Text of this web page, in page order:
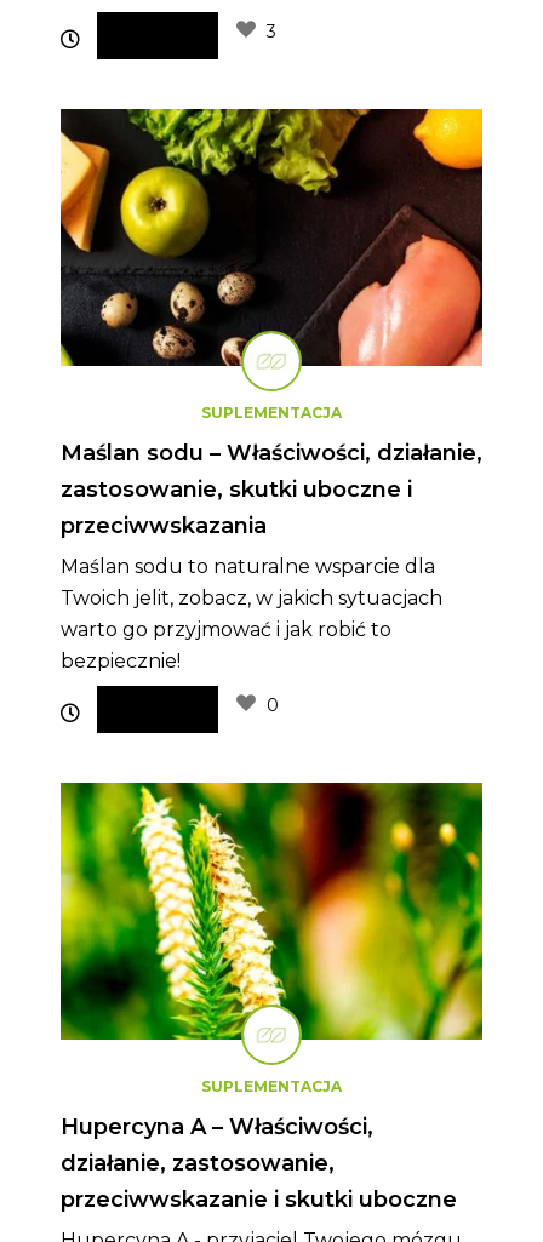
3
SUPLEMENTACJA
Maślan sodu – Właściwości, działanie,
zastosowanie, skutki uboczne i
przeciwwskazania
Maślan sodu to naturalne wsparcie dla
Twoich jelit, zobacz, w jakich sytuacjach
warto go przyjmować i jak robić to
bezpiecznie!
0
SUPLEMENTACJA
Hupercyna A – Właściwości,
działanie, zastosowanie,
przeciwwskazanie i skutki uboczne